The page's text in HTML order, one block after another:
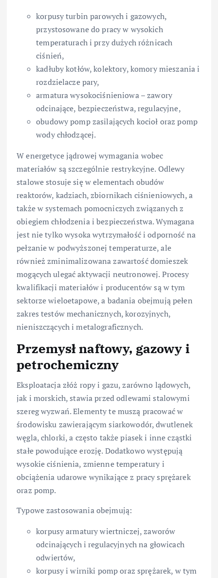
korpusy turbin parowych i gazowych,
przystosowane do pracy w wysokich
temperaturach i przy dużych różnicach
ciśnień,
kadłuby kotłów, kolektory, komory mieszania i
rozdzielacze pary,
armatura wysokociśnieniowa – zawory
odcinające, bezpieczeństwa, regulacyjne,
obudowy pomp zasilających kocioł oraz pomp
wody chłodzącej.
W energetyce jądrowej wymagania wobec
materiałów są szczególnie restrykcyjne. Odlewy
stalowe stosuje się w elementach obudów
reaktorów, kadziach, zbiornikach ciśnieniowych, a
także w systemach pomocniczych związanych z
obiegiem chłodzenia i bezpieczeństwa. Wymagana
jest nie tylko wysoka wytrzymałość i odporność na
pełzanie w podwyższonej temperaturze, ale
również zminimalizowana zawartość domieszek
mogących ulegać aktywacji neutronowej. Procesy
kwalifikacji materiałów i producentów są w tym
sektorze wieloetapowe, a badania obejmują pełen
zakres testów mechanicznych, korozyjnych,
nieniszczących i metalograficznych.
Przemysł naftowy, gazowy i
petrochemiczny
Eksploatacja złóż ropy i gazu, zarówno lądowych,
jak i morskich, stawia przed odlewami stalowymi
szereg wyzwań. Elementy te muszą pracować w
środowisku zawierającym siarkowodór, dwutlenek
węgla, chlorki, a często także piasek i inne cząstki
stałe powodujące erozję. Dodatkowo występują
wysokie ciśnienia, zmienne temperatury i
obciążenia udarowe wynikające z pracy sprężarek
oraz pomp.
Typowe zastosowania obejmują:
korpusy armatury wiertniczej, zaworów
odcinających i regulacyjnych na głowicach
odwiertów,
korpusy i wirniki pomp oraz sprężarek, w tym